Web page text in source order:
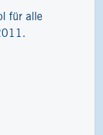
für alle